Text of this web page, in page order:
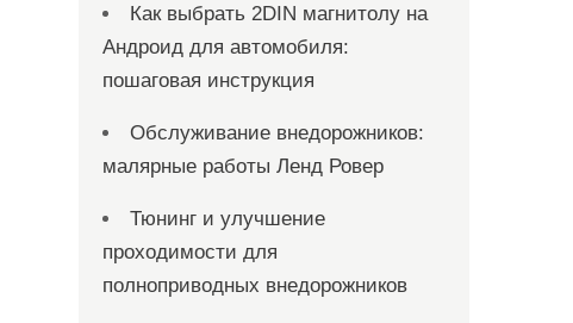
Как выбрать 2DIN магнитолу на
Андроид для автомобиля:
пошаговая инструкция
Обслуживание внедорожников:
малярные работы Ленд Ровер
Тюнинг и улучшение
проходимости для
полноприводных внедорожников